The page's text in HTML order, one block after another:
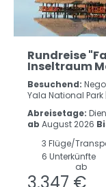
Rundreise
Inseltraum
Besuchend:
Yala National Park |
Abreisetage:
ab August 2026
3 Flüge/
6 Unterkünfte
ab